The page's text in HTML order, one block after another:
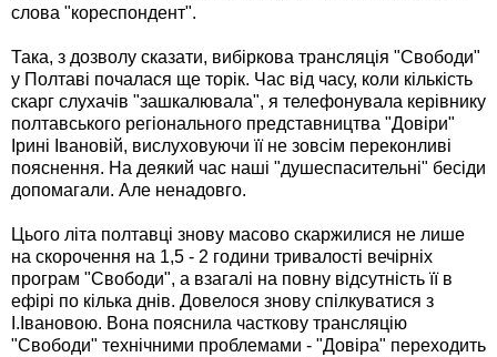
слова "кореспондент".
Така, з дозволу сказати, вибіркова трансляція "Свободи"
у Полтаві почалася ще торік. Час від часу, коли кількість
скарг слухачів "зашкалювала", я телефонувала керівнику
полтавського регіонального представництва "Довіри"
Ірині Івановій, вислуховуючи її не зовсім переконливі
пояснення. На деякий час наші "душеспасительні" бесіди
допомагали. Але ненадовго.
Цього літа полтавці знову масово скаржилися не лише
на скорочення на 1,5 - 2 години тривалості вечірніх
програм "Свободи", а взагалі на повну відсутність її в
ефірі по кілька днів. Довелося знову спілкуватися з
І.Івановою. Вона пояснила часткову трансляцію
"Свободи" технічними проблемами - "Довіра" переходить